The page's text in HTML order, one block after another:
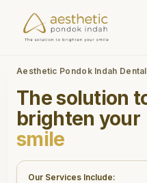
Aesthetic Pondok Indah
The solution
brighten your
smile
Our Services Include: